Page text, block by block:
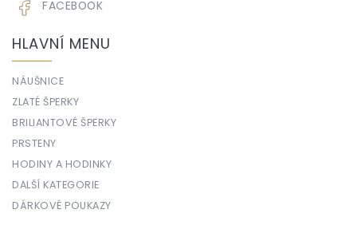
FACEBOOK
HLAVNÍ MENU
NÁUŠNICE
ZLATÉ ŠPERKY
BRILIANTOVÉ ŠPERKY
PRSTENY
HODINY A HODINKY
DALŠÍ KATEGORIE
DÁRKOVÉ POUKAZY